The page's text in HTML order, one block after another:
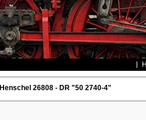
Henschel 26808 - DR "50 2740-4"